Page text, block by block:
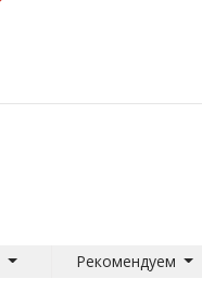
Рекомендуем